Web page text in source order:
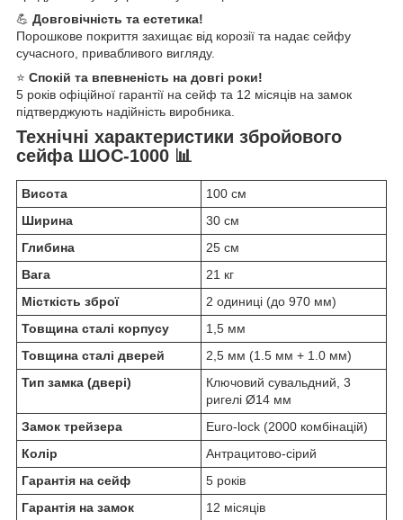
💪 Довговічність та естетика!
Порошкове покриття захищає від корозії та надає сейфу
сучасного, привабливого вигляду.
⭐ Спокій та впевненість на довгі роки!
5 років офіційної гарантії на сейф та 12 місяців на замок
підтверджують надійність виробника.
Технічні характеристики збройового
сейфа ШОС-1000 📊
Висота
100 см
Ширина
30 см
Глибина
25 см
Вага
21 кг
Місткість зброї
2 одиниці (до 970 мм)
Товщина сталі корпусу
1,5 мм
Товщина сталі дверей
2,5 мм (1.5 мм + 1.0 мм)
Тип замка (двері)
Ключовий сувальдний, 3
ригелі Ø14 мм
Замок трейзера
Euro-lock (2000 комбінацій)
Колір
Антрацитово-сірий
Гарантія на сейф
5 років
Гарантія на замок
12 місяців